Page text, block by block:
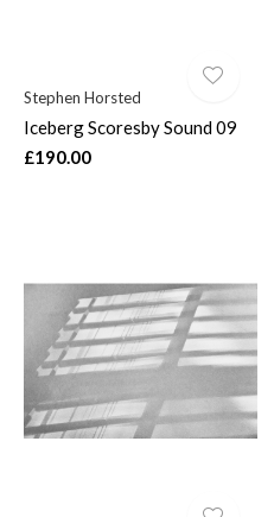
Stephen Horsted
Iceberg Scoresby Sound 09
£190.00